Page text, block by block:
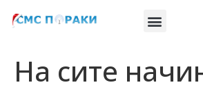
На сите